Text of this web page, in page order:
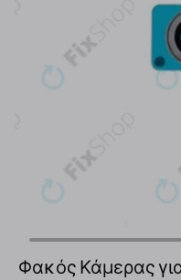
Φακός Κάμερας